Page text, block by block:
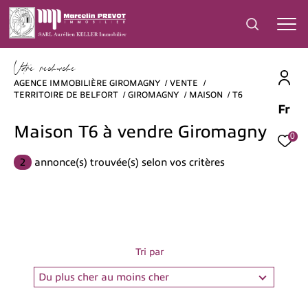
Fr
0
Vore recece
AGENCE IMMOBILIÈRE GIROMAGNY
VENTE
TERRITOIRE DE BELFORT
GIROMAGNY MAISON T6
Maison T6 à vendre Giromagny
2 annonce(s) trouvée(s) selon vos critères
Tri par
Du plus cher au moins cher
et trouver le bien qui correspond à vos
Ville